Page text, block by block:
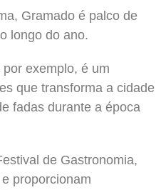
Gramado é palco de
longo do ano.
exemplo, é um
que transforma a cidade
fadas durante a época
de Gastronomia,
proporcionam